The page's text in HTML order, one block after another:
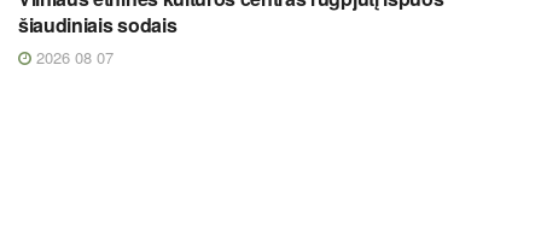
šiaudiniais sodais
2026 08 07